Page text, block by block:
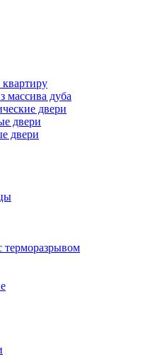
массива дуба
двери
двери
двери
терморазрывом